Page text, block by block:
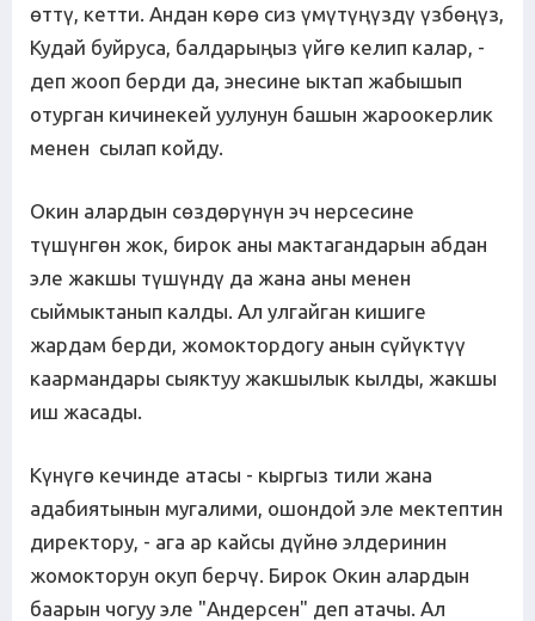
өттү, кетти. Андан көрө сиз үмүтүңүздү үзбөңүз,
Кудай буйруса, балдарыңыз үйгө келип калар, -
деп жооп берди да, энесине ыктап жабышып
отурган кичинекей уулунун башын жароокерлик
менен сылап койду.
Окин алардын сөздөрүнүн эч нерсесине
түшүнгөн жок, бирок аны мактагандарын абдан
эле жакшы түшүндү да жана аны менен
сыймыктанып калды. Ал улгайган кишиге
жардам берди, жомоктордогу анын сүйүктүү
каармандары сыяктуу жакшылык кылды, жакшы
иш жасады.
Күнүгө кечинде атасы - кыргыз тили жана
адабиятынын мугалими, ошондой эле мектептин
директору, - ага ар кайсы дүйнө элдеринин
жомокторун окуп берчү. Бирок Окин алардын
баарын чогуу эле "Андерсен" деп атачы. Ал